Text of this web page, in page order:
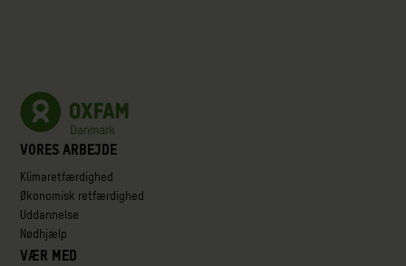
Vores arbejde
Klimaretfærdighed
Økonomisk retfærdighed
Uddannelse
Nødhjælp
Vær med